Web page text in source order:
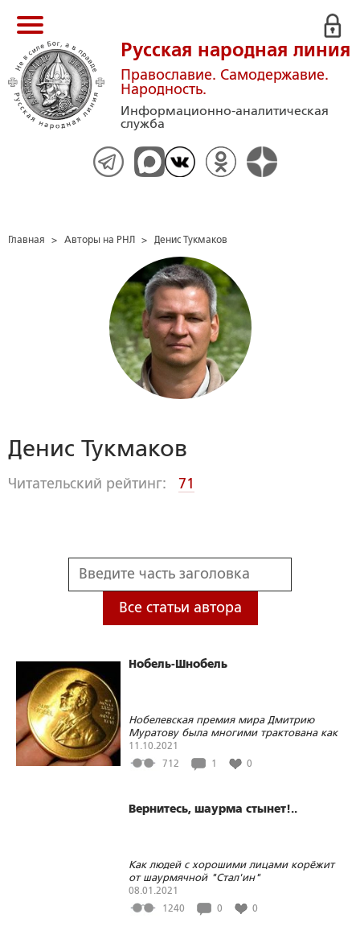
Русская народная линия
Православие. Самодержавие.
Народность.
Информационно-аналитическая
служба
Главная > Авторы на РНЛ > Денис Тукмаков
Денис Тукмаков
Читательский рейтинг: 71
Все статьи автора
Нобель-Шнобель
Нобелевская премия мира Дмитрию
Муратову была многими трактована как
послание Кремлю от «коллективного
Запада». Однако трактовки сильно
различались.
11.10.2021
712
1 0
Вернитесь, шаурма стынет!..
Как людей с хорошими лицами корёжит
от шаурмячной "Стал'ин"
08.01.2021
1240
0 0